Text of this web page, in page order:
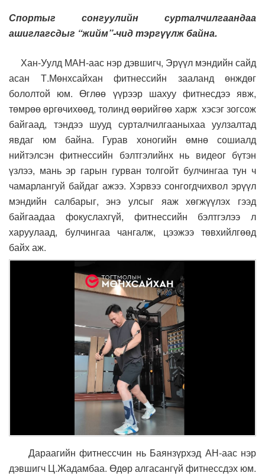
Спортыг сонгуулийн сурталчилгаандаа
ашиглагсдыг “жийм”-чид тэргүүлж байна.
Хан-Уулд МАН-аас нэр дэвшигч, Эрүүл мэндийн сайд
асан Т.Мөнхсайхан фитнессийн зааланд өнждөг
бололтой юм. Өглөө үүрээр шахуу фитнесдээ явж,
төмрөө өргөчихөөд, толинд өөрийгөө харж хэсэг зогсож
байгаад, тэндээ шууд сурталчилгааныхаа уулзалтад
явдаг юм байна. Гурав хоногийн өмнө сошиалд
нийтэлсэн фитнессийн бэлтгэлийнх нь видеог бүтэн
үзлээ, мань эр гарын гурван толгойт булчингаа тун ч
чамарлангуй байдаг ажээ. Хэрвээ сонгогдчихвол эрүүл
мэндийн салбарыг, энэ улсыг яаж хөгжүүлэх гээд
байгаадаа фокуслахгүй, фитнессийн бэлтгэлээ л
харуулаад, булчингаа чангалж, цээжээ төвхийлгөөд
байх аж.
Дараагийн фитнессчин нь Баянзүрхэд АН-аас нэр
дэвшигч Ц.Жадамбаа. Өдөр алгасангүй фитнессдэх юм.